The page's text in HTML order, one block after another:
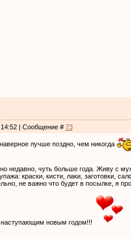
14:52 | Сообщение # 73
лучше поздно, чем никогда
недавно, чуть больше года. Живу с
краски, кисти, лаки, заготовки,
не важно что будет в посылке, я
наступающим новым годом!!!